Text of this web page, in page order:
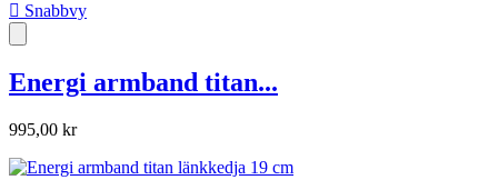
 Snabbvy
Energi armband titan...
995,00 kr